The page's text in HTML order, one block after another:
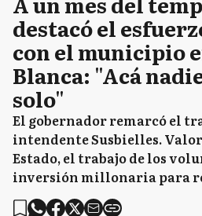
destacó el
con el municipio
Blanca: "Acá
solo"
El gobernador remarcó el
intendente Susbielles.
Estado, el trabajo de los
inversión millonaria para